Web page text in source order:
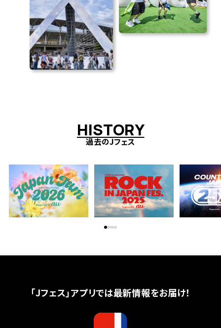
HISTORY
過去のJフェス
「Jフェス」アプリでは最新情報をお届け！